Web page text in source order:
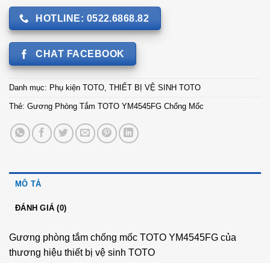
HOTLINE: 0522.6868.82
CHAT FACEBOOK
Danh mục: Phụ kiện TOTO THIẾT BỊ VỆ SINH TOTO
Thẻ: Gương Phòng Tắm TOTO YM4545FG Chống Mốc
MÔ TẢ
ĐÁNH GIÁ (0)
Gương phòng tắm chống mốc TOTO YM4545FG của
thương hiệu thiết bị vệ sinh TOTO